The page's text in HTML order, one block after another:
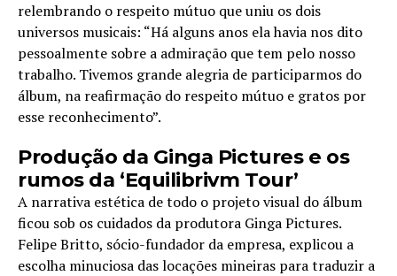
relembrando o respeito mútuo que uniu os dois
universos musicais: “Há alguns anos ela havia nos dito
pessoalmente sobre a admiração que tem pelo nosso
trabalho. Tivemos grande alegria de participarmos do
álbum, na reafirmação do respeito mútuo e gratos por
esse reconhecimento”.
Produção da Ginga Pictures e os
rumos da ‘Equilibrivm Tour’
A narrativa estética de todo o projeto visual do álbum
ficou sob os cuidados da produtora Ginga Pictures.
Felipe Britto, sócio-fundador da empresa, explicou a
escolha minuciosa das locações mineiras para traduzir a